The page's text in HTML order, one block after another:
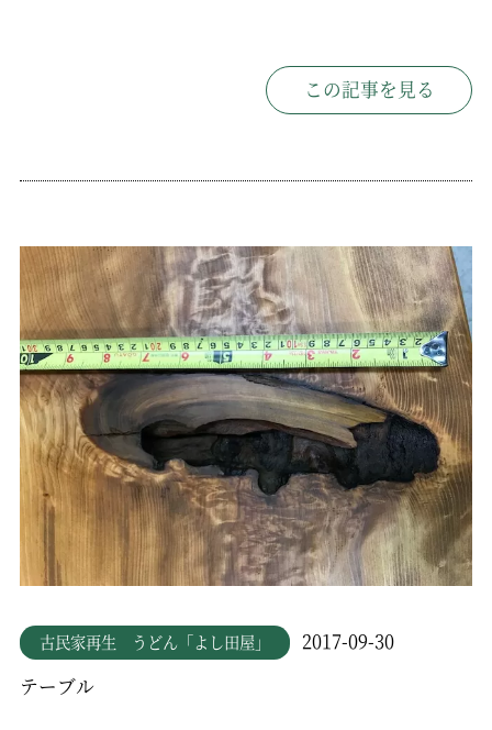
この記事を見る
古民家再生 うどん「よし田屋」
2017-09-30
テーブル